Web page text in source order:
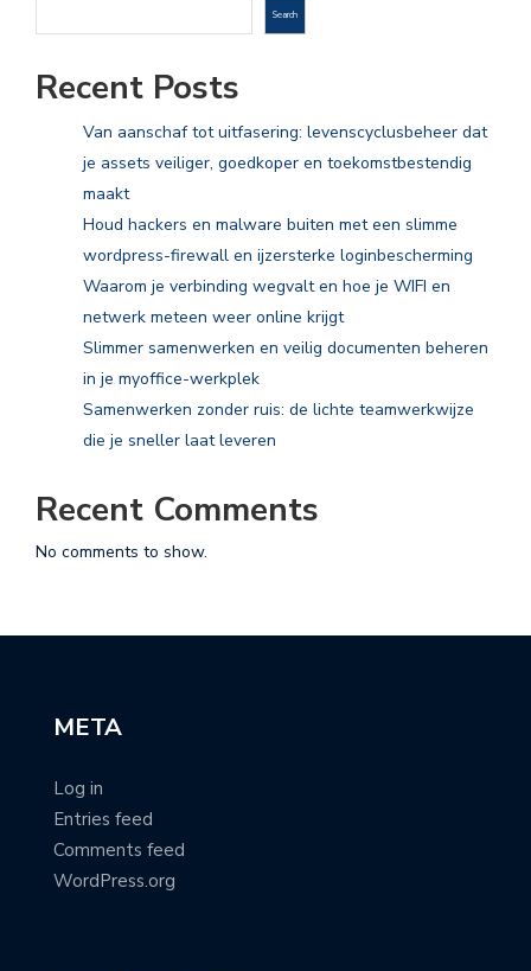
Search
Recent Posts
Van aanschaf tot uitfasering: levenscyclusbeheer dat
je assets veiliger, goedkoper en toekomstbestendig
maakt
Houd hackers en malware buiten met een slimme
wordpress-firewall en ijzersterke loginbescherming
Waarom je verbinding wegvalt en hoe je WIFI en
netwerk meteen weer online krijgt
Slimmer samenwerken en veilig documenten beheren
in je myoffice-werkplek
Samenwerken zonder ruis: de lichte teamwerkwijze
die je sneller laat leveren
Recent Comments
No comments to show.
META
Log in
Entries feed
Comments feed
WordPress.org